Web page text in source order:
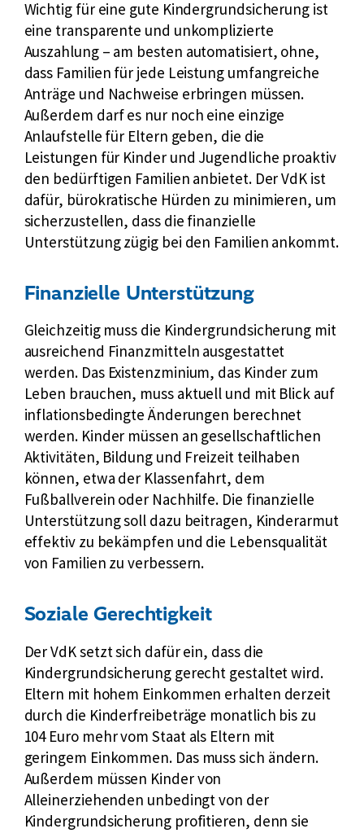
f
e
n
w
r
K
i
n
d
e
r
a
m
t
?
Wichtig für eine gute Kindergrundsicherung ist
eine transparente und unkomplizierte
Auszahlung – am besten automatisiert, ohne,
dass Familien für jede Leistung umfangreiche
Anträge und Nachweise erbringen müssen.
Außerdem darf es nur noch eine einzige
Anlaufstelle für Eltern geben, die die
Leistungen für Kinder und Jugendliche proaktiv
den bedürftigen Familien anbietet. Der VdK ist
dafür, bürokratische Hürden zu minimieren, um
sicherzustellen, dass die finanzielle
Unterstützung zügig bei den Familien ankommt.
Finanzielle Unterstützung
Gleichzeitig muss die Kindergrundsicherung mit
ausreichend Finanzmitteln ausgestattet
werden. Das Existenzminium, das Kinder zum
Leben brauchen, muss aktuell und mit Blick auf
inflationsbedingte Änderungen berechnet
werden. Kinder müssen an gesellschaftlichen
Aktivitäten, Bildung und Freizeit teilhaben
können, etwa der Klassenfahrt, dem
Fußballverein oder Nachhilfe. Die finanzielle
Unterstützung soll dazu beitragen, Kinderarmut
effektiv zu bekämpfen und die Lebensqualität
von Familien zu verbessern.
Soziale Gerechtigkeit
Der VdK setzt sich dafür ein, dass die
Kindergrundsicherung gerecht gestaltet wird.
Eltern mit hohem Einkommen erhalten derzeit
durch die Kinderfreibeträge monatlich bis zu
104 Euro mehr vom Staat als Eltern mit
geringem Einkommen. Das muss sich ändern.
Außerdem müssen Kinder von
Alleinerziehenden unbedingt von der
Kindergrundsicherung profitieren, denn sie